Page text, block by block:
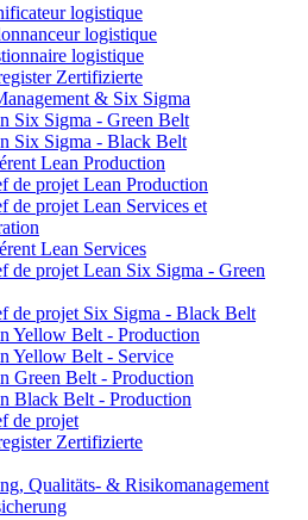
logistique
logistique
logistique
Zertifizierte
& Six Sigma
Six Sigma - Green Belt
Six Sigma - Black Belt
Lean Production
de projet Lean Production
de projet Lean Services et
Lean Services
de projet Lean Six Sigma - Green
de projet Six Sigma - Black Belt
Yellow Belt - Production
Yellow Belt - Service
Green Belt - Production
Black Belt - Production
de projet
Zertifizierte
Qualitäts- & Risikomanagement